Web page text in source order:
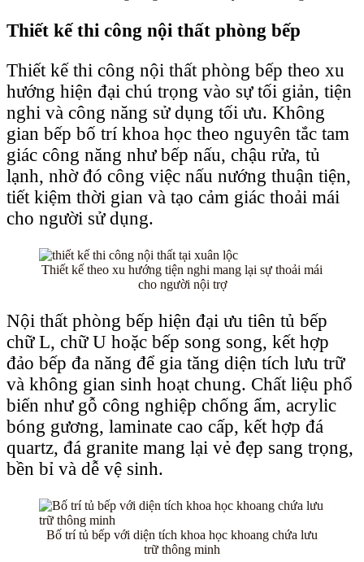
Thiết kế thi công nội thất phòng bếp
Thiết kế thi công nội thất phòng bếp theo xu
hướng hiện đại chú trọng vào sự tối giản, tiện
nghi và công năng sử dụng tối ưu. Không
gian bếp bố trí khoa học theo nguyên tắc tam
giác công năng như bếp nấu, chậu rửa, tủ
lạnh, nhờ đó công việc nấu nướng thuận tiện,
tiết kiệm thời gian và tạo cảm giác thoải mái
cho người sử dụng.
Thiết kế theo xu hướng tiện nghi mang lại sự thoải mái
cho người nội trợ
Nội thất phòng bếp hiện đại ưu tiên tủ bếp
chữ L, chữ U hoặc bếp song song, kết hợp
đảo bếp đa năng để gia tăng diện tích lưu trữ
và không gian sinh hoạt chung. Chất liệu phổ
biến như gỗ công nghiệp chống ẩm, acrylic
bóng gương, laminate cao cấp, kết hợp đá
quartz, đá granite mang lại vẻ đẹp sang trọng,
bền bỉ và dễ vệ sinh.
Bố trí tủ bếp với diện tích khoa học khoang chứa lưu
trữ thông minh